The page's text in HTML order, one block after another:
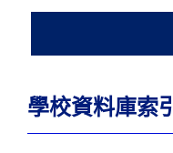
學校資料庫索引